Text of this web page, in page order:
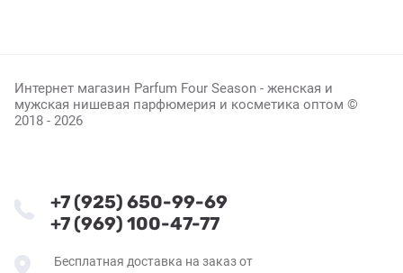
Интернет магазин Parfum Four Season - женская и
мужская нишевая парфюмерия и косметика оптом ©
2018 - 2026
+7 (925) 650-99-69
+7 (969) 100-47-77
Бесплатная доставка на заказ от